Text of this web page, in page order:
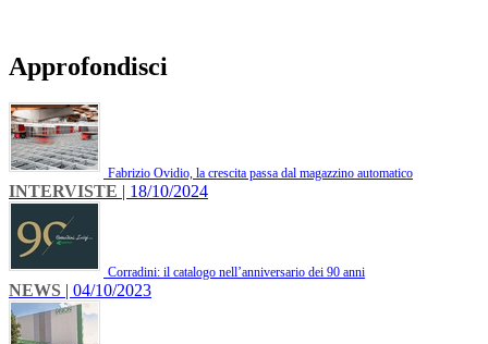
Approfondisci
Fabrizio Ovidio, la crescita passa dal magazzino automatico
INTERVISTE | 18/10/2024
Corradini: il catalogo nell’anniversario dei 90 anni
NEWS | 04/10/2023